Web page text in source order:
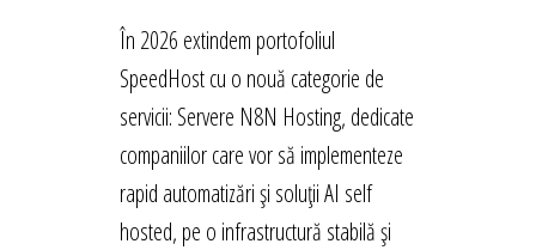
În 2026 extindem portofoliul
SpeedHost cu o nouă categorie de
servicii: Servere N8N Hosting, dedicate
companiilor care vor să implementeze
rapid automatizări și soluții AI self
hosted, pe o infrastructură stabilă și